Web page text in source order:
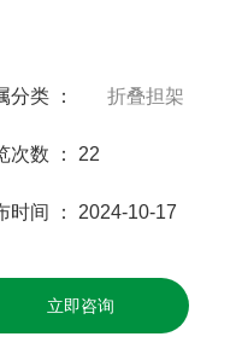
分类 ： 折叠担架
次数 ： 22
时间 ： 2024-10-17
立即咨询